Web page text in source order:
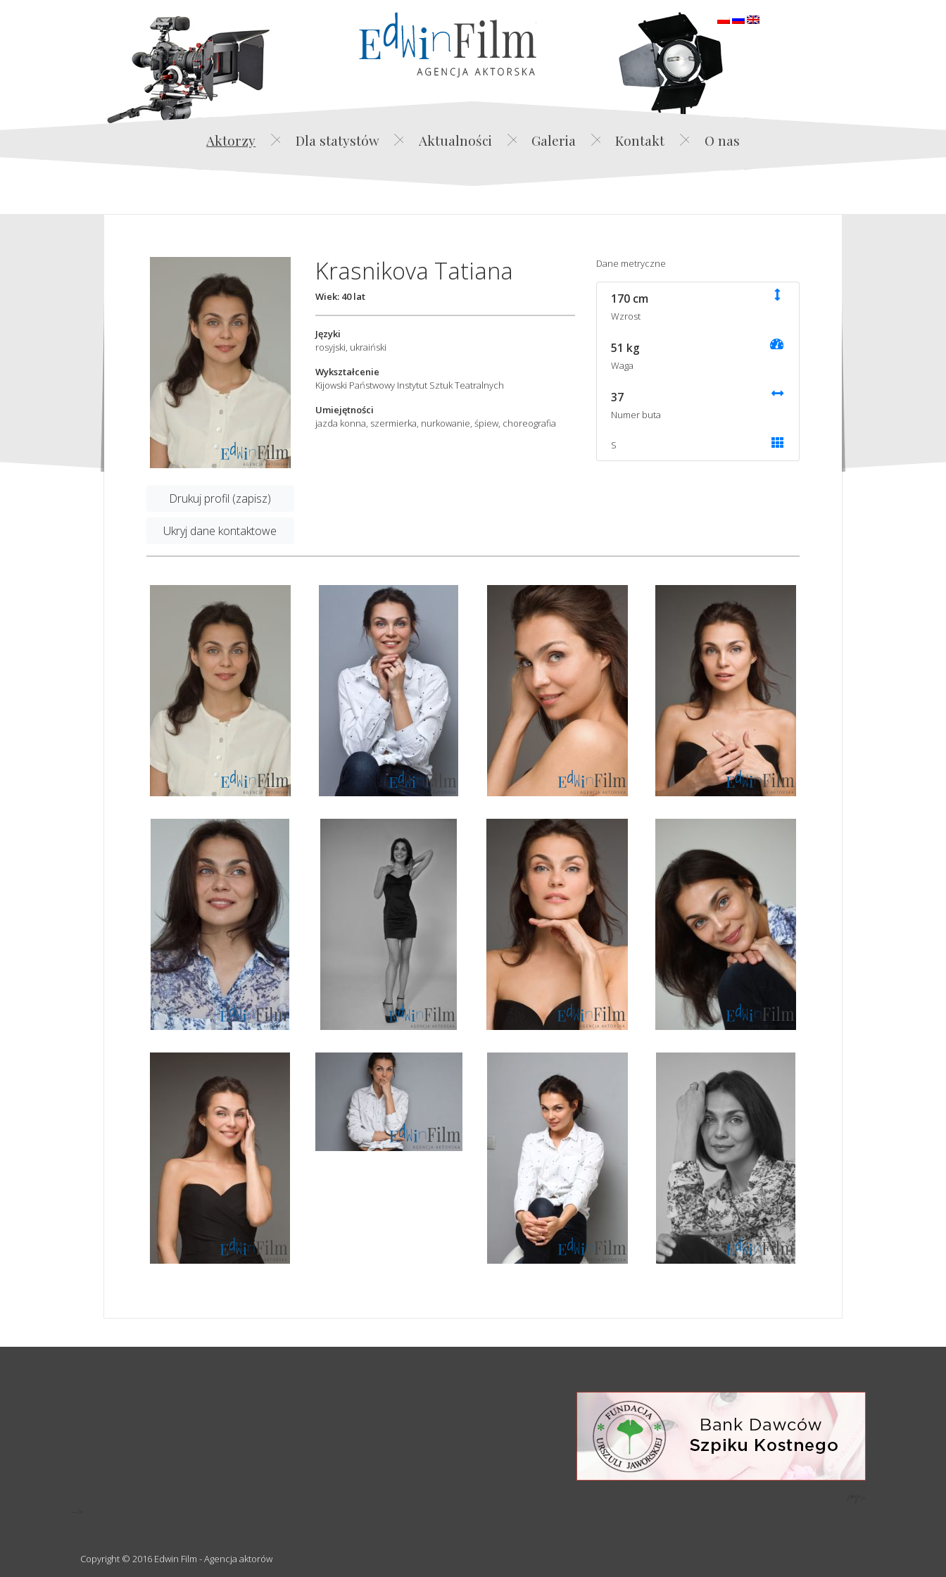
Edwin Film Agencja Aktorska
Aktorzy Dla statystów Aktualności Galeria Kontakt O nas
Drukuj profil (zapisz)
Ukryj dane kontaktowe
Krasnikova Tatiana
Wiek: 40 lat
Języki
rosyjski, ukraiński
Wykształcenie
Kijowski Państwowy Instytut Sztuk Teatralnych
Umiejętności
jazda konna, szermierka, nurkowanie, śpiew, choreografia
Dane metryczne
170 cm
Wzrost
51 kg
Waga
37
Numer buta
S
Copyright © 2016 Edwin Film - Agencja aktorów